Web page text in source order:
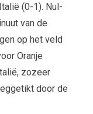
(0-1). Nul-
van de
op het veld
Oranje
zozeer
door de